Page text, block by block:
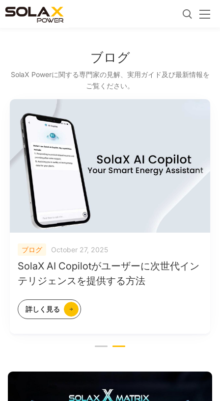
ブログ
SolaX Powerに関する専門家の見解、実用ガイド及び最新情報を
ご覧ください。
ブログ December 10, 2025
AIがエネルギーインテリジェンスを書き
換える方法：SolaXエナジーマトリックス
詳しく見る
ブログ October 27, 2025
SolaX AI Copilotがユーザーに次世代イン
テリジェンスを提供する方法
詳しく見る